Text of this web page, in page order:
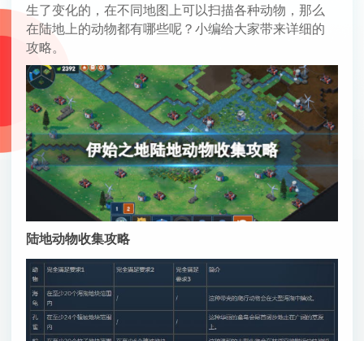
生了变化的，在不同地图上可以扫描各种动物，那么
在陆地上的动物都有哪些呢？小编给大家带来详细的
攻略。
陆地动物收集攻略